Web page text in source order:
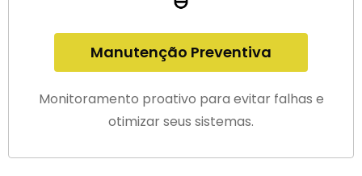
Manutenção Preventiva
Monitoramento proativo para evitar falhas e
otimizar seus sistemas.